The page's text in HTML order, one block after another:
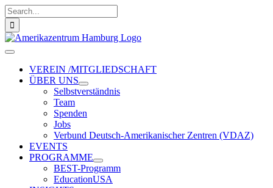
Zum
Inhalt
springen
Suche
nach:
Toggle
NavigationVEREIN /MITGLIEDSCHAFT
ÜBER UNS
Selbstverständnis
Team
Spenden
Jobs
Verbund Deutsch-Amerikanischer Zentren (VDAZ)
EVENTS
PROGRAMME
BEST-Programm
EducationUSA